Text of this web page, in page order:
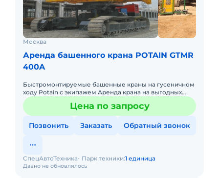
Москва
Аренда башенного крана POTAIN GTMR
400A
Быстромонтируемые башенные краны на гусеничном
ходу Potain с экипажем Аренда крана на выгодных
условиях, скидки на долгострочную аренду! Potain
GTMR 400A грузЦена по запросу
Позвонить Заказать Обратный звонок
Давно не обновлялось
СпецАвтоТехника Парк техники:1 единица